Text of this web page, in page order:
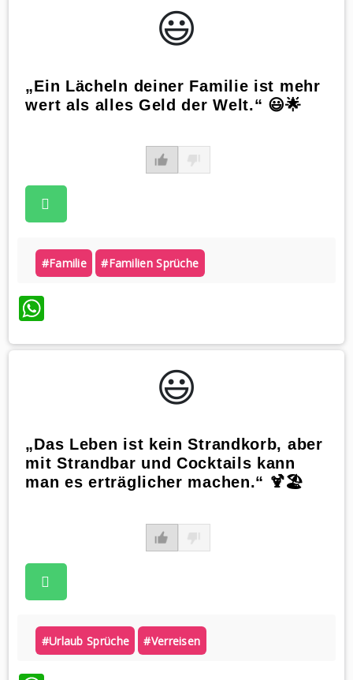
😃️
„Ein Lächeln deiner Familie ist mehr
wert als alles Geld der Welt.“ 😃🌟
#familie #familien Sprüche
WhatsApp
😃️
„Das Leben ist kein Strandkorb, aber
mit Strandbar und Cocktails kann
man es erträglicher machen.“ 🍹🏖️
#urlaub Sprüche #verreisen